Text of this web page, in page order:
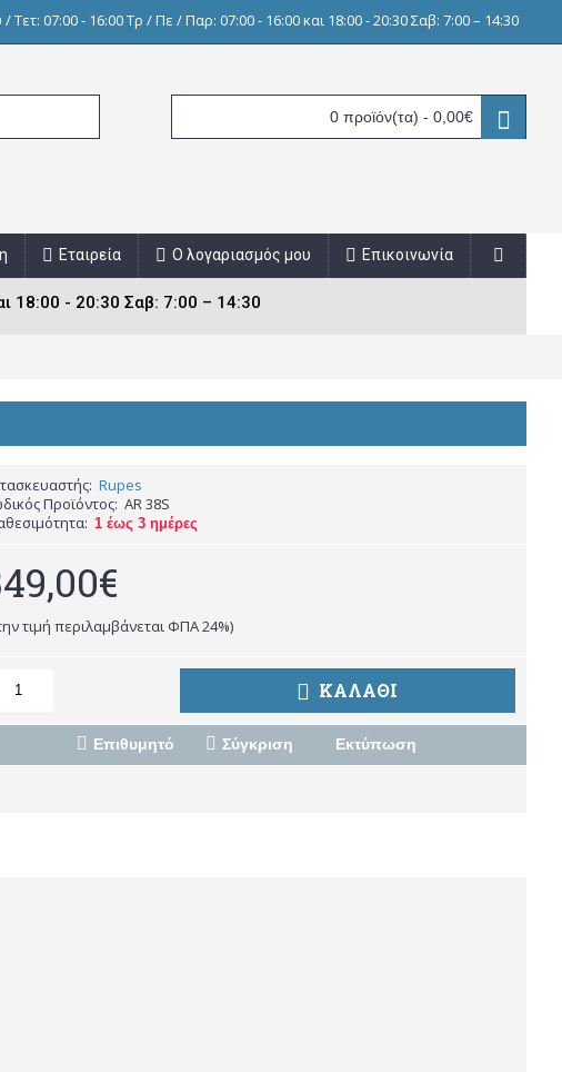
Τετ: 07:00 - 16:00 Τρ / Πε / Παρ: 07:00 - 16:00 και 18:00 - 20:30 Σαβ: 7:00 – 14:30
0 προϊόν(τα) - 0,00€
Επικοινωνία
Ο λογαριασμός μου
Εταιρεία
18:00 - 20:30 Σαβ: 7:00 – 14:30
Rupes
Προϊόντος: AR 38S
1 έως 3 ημέρες
τιμή περιλαμβάνεται ΦΠΑ 24%)
ΚΑΛΆΘΙ
Επιθυμητό Σύγκριση Εκτύπωση